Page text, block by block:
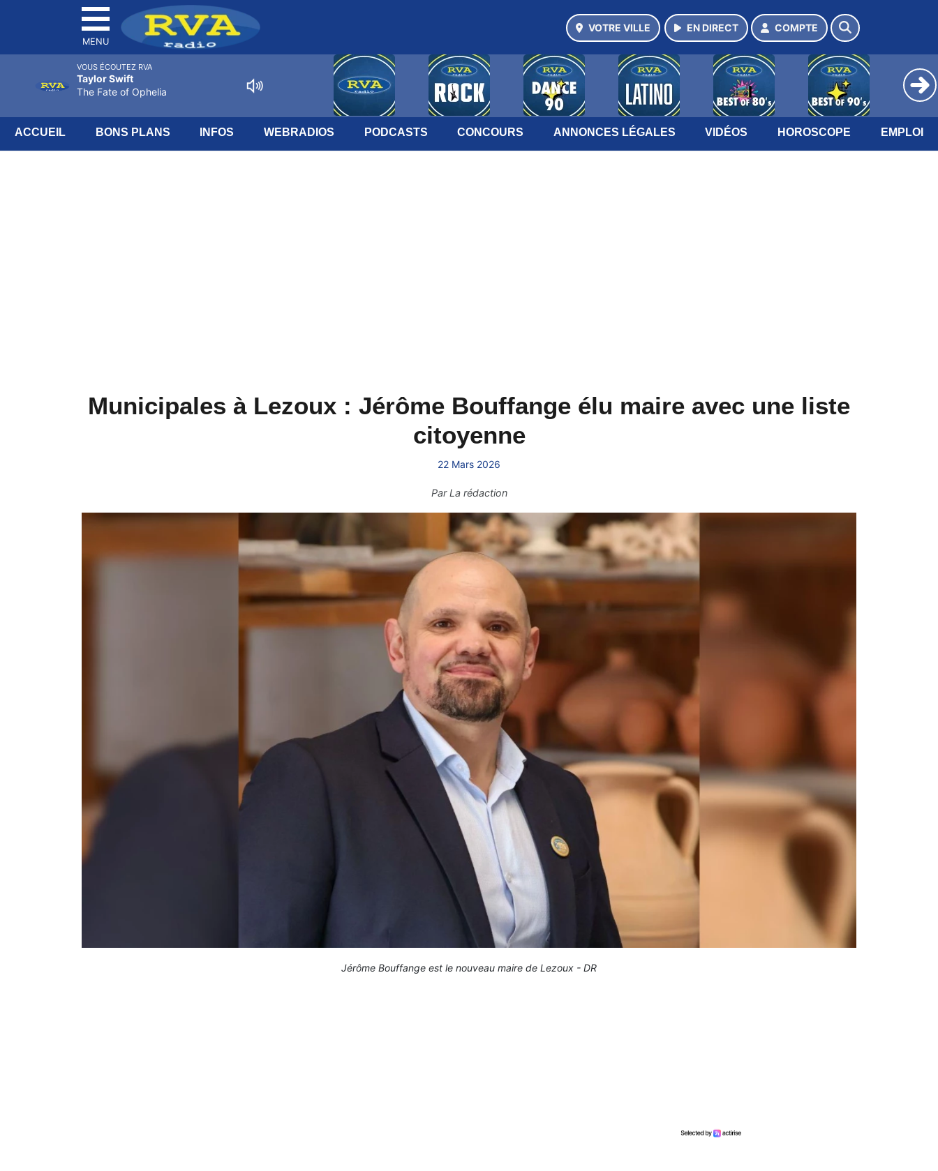
MENU
VOTRE VILLE EN DIRECT COMPTE
ACCUEIL BONS PLANS INFOS WEBRADIOS PODCASTS CONCOURS ANNONCES LÉGALES VIDÉOS HOROSCOPE EMPLOI
Municipales à Lezoux : Jérôme Bouffange élu maire avec une liste
citoyenne
22 Mars 2026
ParLa rédaction
Jérôme Bouffange est le nouveau maire de Lezoux - DR
VOUS ÉCOUTEZ RVA
Taylor Swift
The Fate of Ophelia